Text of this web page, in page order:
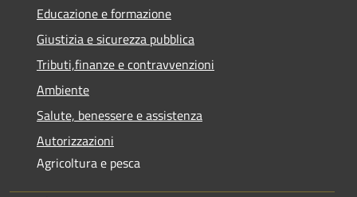
Educazione e formazione
Giustizia e sicurezza pubblica
Tributi,finanze e contravvenzioni
Ambiente
Salute, benessere e assistenza
Autorizzazioni
Agricoltura e pesca